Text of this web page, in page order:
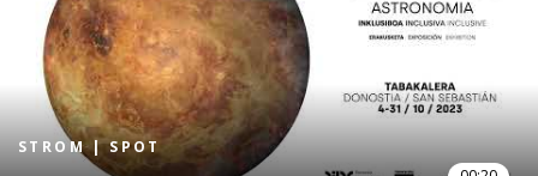
STROM | SPOT